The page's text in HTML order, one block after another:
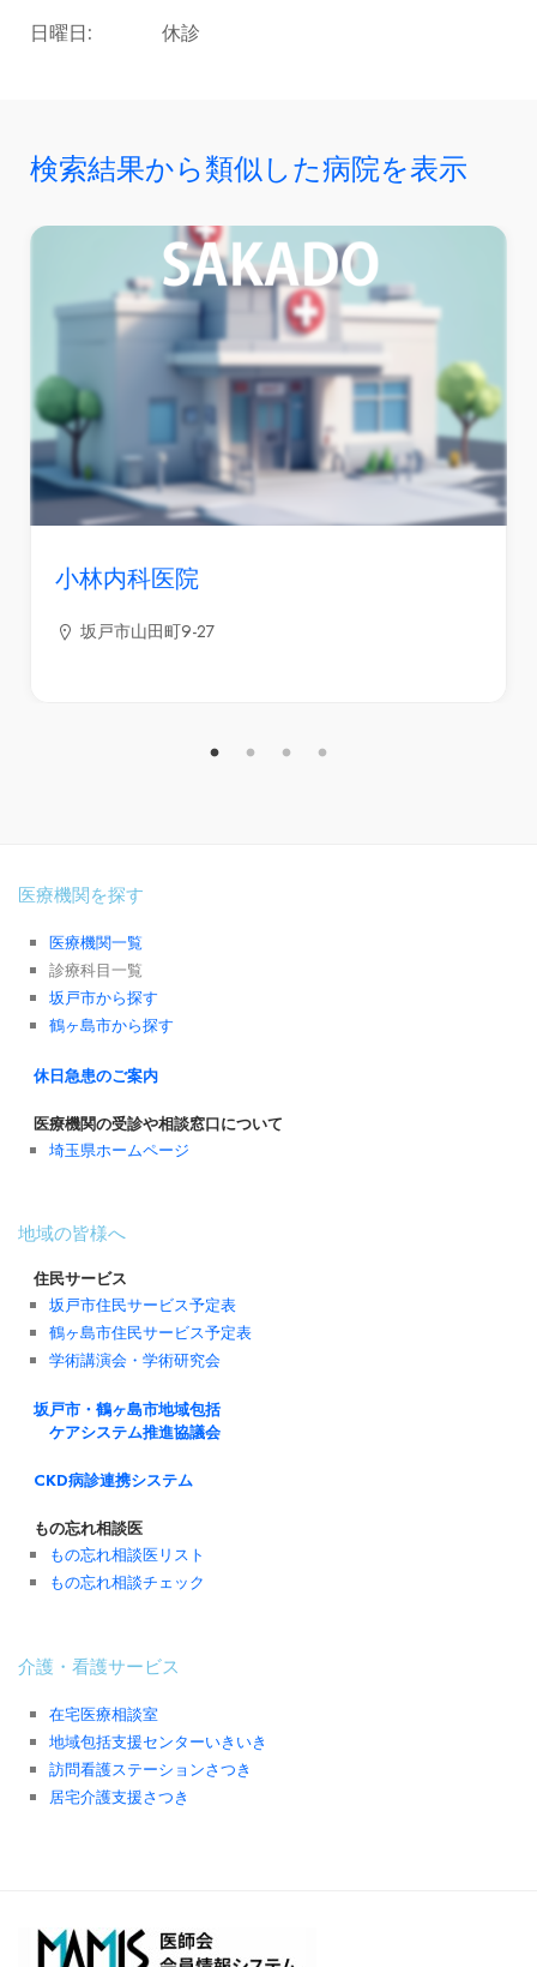
日曜日: 休診
検索結果から類似した病院を表示
小林内科医院
坂戸市山田町9-27
医療機関を探す
医療機関一覧
診療科目一覧
坂戸市から探す
鶴ヶ島市から探す
休日急患のご案内
医療機関の受診や相談窓口について
埼玉県ホームページ
地域の皆様へ
住民サービス
坂戸市住民サービス予定表
鶴ヶ島市住民サービス予定表
学術講演会・学術研究会
坂戸市・鶴ヶ島市地域包括
ケアシステム推進協議会
CKD病診連携システム
もの忘れ相談医
もの忘れ相談医リスト
もの忘れ相談チェック
介護・看護サービス
在宅医療相談室
地域包括支援センターいきいき
訪問看護ステーションさつき
居宅介護支援さつき